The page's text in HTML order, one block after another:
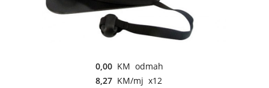
0,00 KM odmah
8,27 KM/mj x12